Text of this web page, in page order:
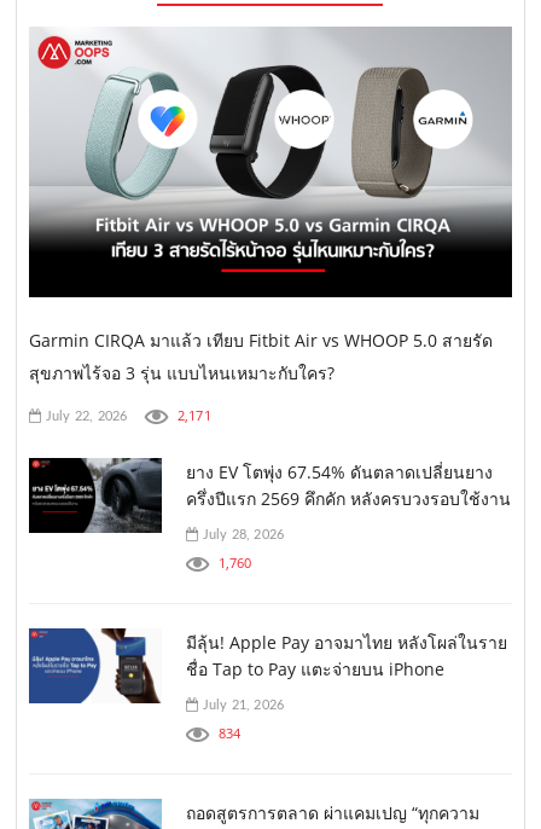
Garmin CIRQA มาแล้ว เทียบ Fitbit Air vs WHOOP 5.0 สายรัด
สุขภาพไร้จอ 3 รุ่น แบบไหนเหมาะกับใคร?
July 22, 2026 2,171
ยาง EV โตพุ่ง 67.54% ดันตลาดเปลี่ยนยาง
ครึ่งปีแรก 2569 คึกคัก หลังครบวงรอบใช้งาน
July 28, 2026
1,760
มีลุ้น! Apple Pay อาจมาไทย หลังโผล่ในราย
ชื่อ Tap to Pay แตะจ่ายบน iPhone
July 21, 2026
834
ถอดสูตรการตลาด ผ่าแคมเปญ “ทุกความ